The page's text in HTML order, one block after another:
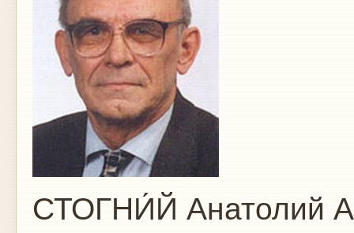
СТОГНИ́Й Анатолий